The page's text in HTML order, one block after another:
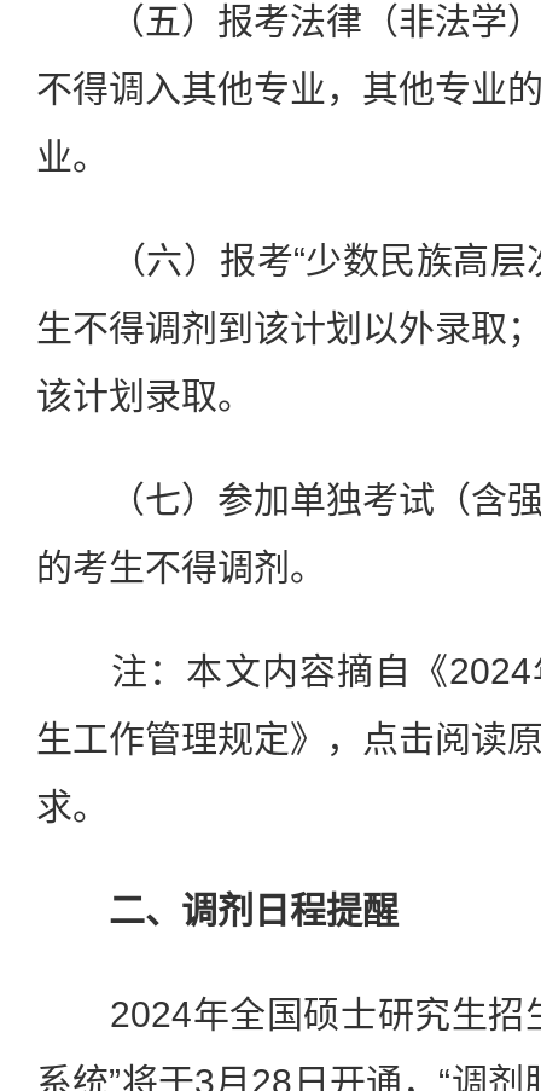
（五）报考法律（非法学）
不得调入其他专业，其他专业
业。
（六）报考“少数民族高层
生不得调剂到该计划以外录取
该计划录取。
（七）参加单独考试（含强
的考生不得调剂。
注：本文内容摘自《2024
生工作管理规定》，点击阅读
求。
二、调剂日程提醒
2024年全国硕士研究生招
系统”将于3月28日开通，“调